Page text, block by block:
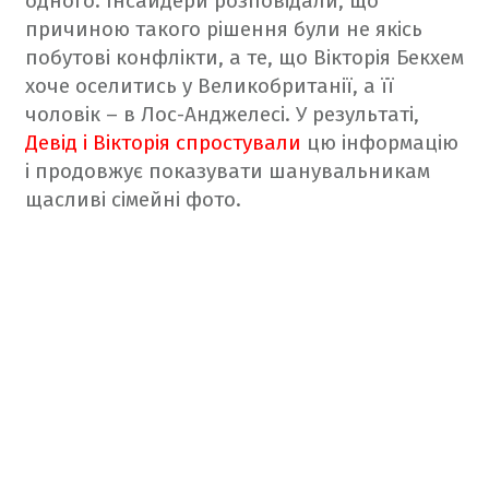
причиною такого рішення були не якісь
побутові конфлікти, а те, що Вікторія Бекхем
хоче оселитись у Великобританії, а її
чоловік – в Лос-Анджелесі. У результаті,
Девід і Вікторія спростували цю інформацію
і продовжує показувати шанувальникам
щасливі сімейні фото.